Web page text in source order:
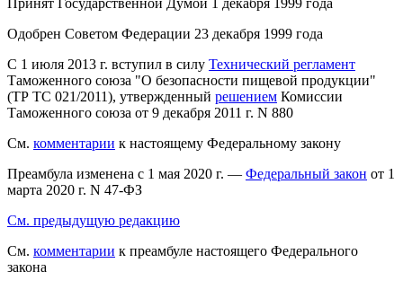
Принят Государственной Думой 1 декабря 1999 года
Одобрен Советом Федерации 23 декабря 1999 года
С 1 июля 2013 г. вступил в силу Технический регламент
Таможенного союза "О безопасности пищевой продукции"
(ТР ТС 021/2011), утвержденный решением Комиссии
Таможенного союза от 9 декабря 2011 г. N 880
См. комментарии к настоящему Федеральному закону
Преамбула изменена с 1 мая 2020 г. — Федеральный закон от 1
марта 2020 г. N 47-ФЗ
См. предыдущую редакцию
См. комментарии к преамбуле настоящего Федерального
закона